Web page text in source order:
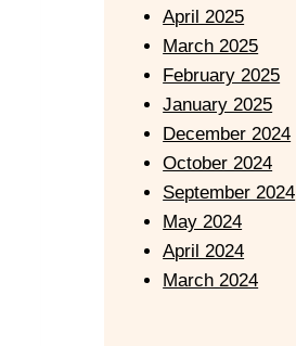
April 2025
March 2025
February 2025
January 2025
December 2024
October 2024
September 2024
May 2024
April 2024
March 2024